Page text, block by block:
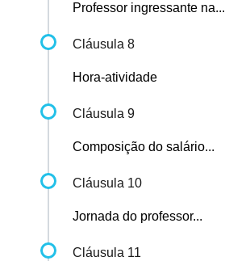
Professor ingressante na...
Cláusula 8
Hora-atividade
Cláusula 9
Composição do salário...
Cláusula 10
Jornada do professor...
Cláusula 11